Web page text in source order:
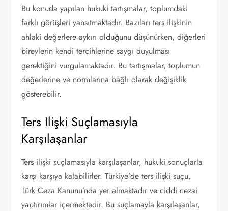
Bu konuda yapılan hukuki tartışmalar, toplumdaki
farklı görüşleri yansıtmaktadır. Bazıları ters ilişkinin
ahlaki değerlere aykırı olduğunu düşünürken, diğerleri
bireylerin kendi tercihlerine saygı duyulması
gerektiğini vurgulamaktadır. Bu tartışmalar, toplumun
değerlerine ve normlarına bağlı olarak değişiklik
gösterebilir.
Ters Ilişki Suçlamasıyla
Karşılaşanlar
Ters ilişki suçlamasıyla karşılaşanlar, hukuki sonuçlarla
karşı karşıya kalabilirler. Türkiye’de ters ilişki suçu,
Türk Ceza Kanunu’nda yer almaktadır ve ciddi cezai
yaptırımlar içermektedir. Bu suçlamayla karşılaşanlar,